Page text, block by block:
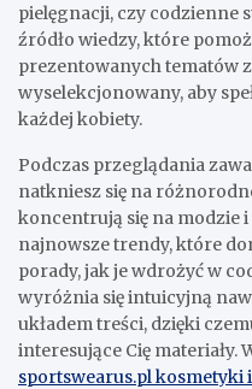
pielęgnacji, czy codzienne
źródło wiedzy, które
prezentowanych tematów
wyselekcjonowany, aby
każdej kobiety.
Podczas przeglądania
natkniesz się na
koncentrują się na modzie
najnowsze trendy, które
porady, jak je wdrożyć w
wyróżnia się intuicyjną
układem treści, dzięki
interesujące Cię materiały.
sportswearus.pl kosmetyki